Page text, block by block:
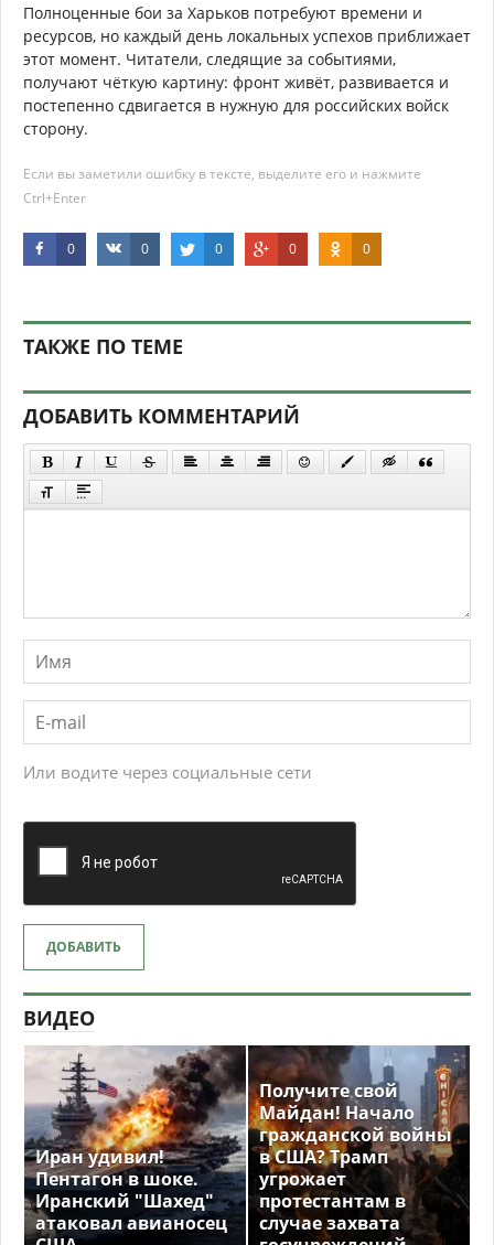
Полноценные бои за Харьков потребуют времени и
ресурсов, но каждый день локальных успехов приближает
этот момент. Читатели, следящие за событиями,
получают чёткую картину: фронт живёт, развивается и
постепенно сдвигается в нужную для российских войск
сторону.
Если вы заметили ошибку в тексте, выделите его и нажмите
Ctrl+Enter
0 0 0 0 0
ТАКЖЕ ПО ТЕМЕ
ДОБАВИТЬ КОММЕНТАРИЙ
Или водите через социальные сети
ДОБАВИТЬ
ВИДЕО
Иран удивил!
Пентагон в шоке.
Иранский "Шахед"
атаковал авианосец
Получите свой
Майдан! Начало
гражданской войны
в США? Трамп
угрожает
протестантам в
случае захвата